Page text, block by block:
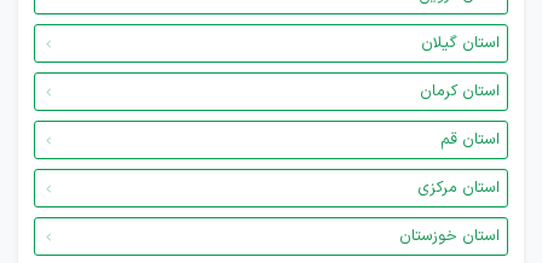
استان گیلان
استان کرمان
استان قم
استان مرکزی
استان خوزستان